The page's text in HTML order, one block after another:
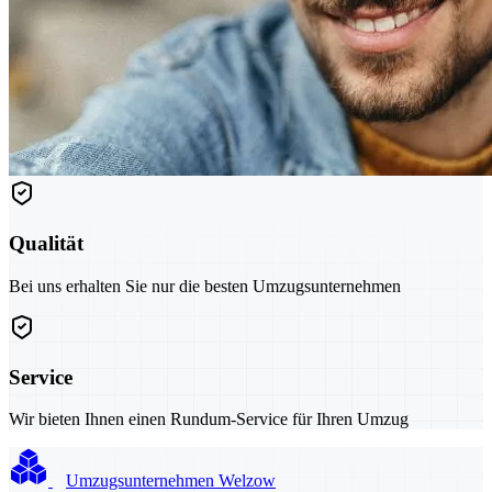
Qualität
Bei uns erhalten Sie nur die besten Umzugsunternehmen
Service
Wir bieten Ihnen einen Rundum-Service für Ihren Umzug
Umzugsunternehmen Welzow